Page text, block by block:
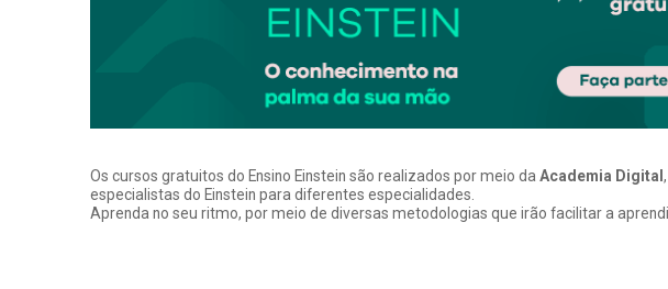
Os cursos gratuitos do Ensino Einstein são realizados por meio daAcademia Digital
especialistas do Einstein para diferentes especialidades.
Aprenda no seu ritmo, por meio de diversas metodologias que irão facilitar a